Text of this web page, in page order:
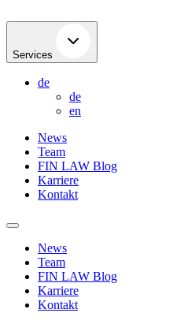
Services
de
de
en
News
Team
FIN LAW Blog
Karriere
Kontakt
News
Team
FIN LAW Blog
Karriere
Kontakt